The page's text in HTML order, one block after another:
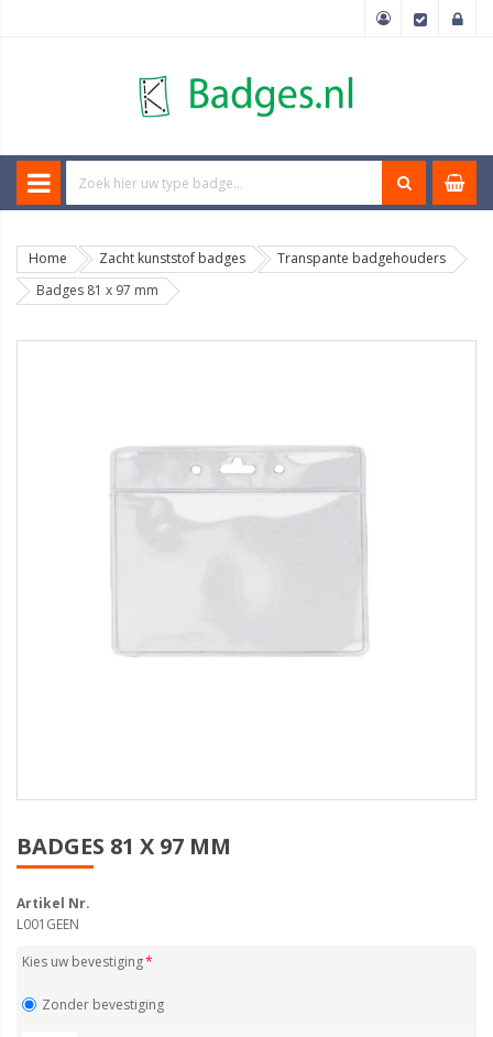
Home Zacht kunststof badges
Transpante badgehouders
Badges 81 x 97 mm
BADGES 81 X 97 MM
Artikel Nr.
L001GEEN
Kies uw bevestiging
Zonder bevestiging